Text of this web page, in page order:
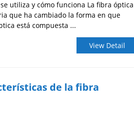
utiliza y cómo funciona La fibra óptica
que ha cambiado la forma en que
está compuesta ...
View Detail
de la fibra